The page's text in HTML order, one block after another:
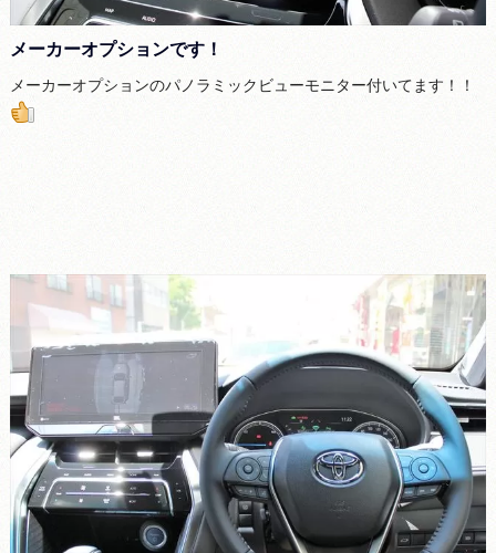
メーカーオプションです！
メーカーオプションのパノラミックビューモニター付いてます！！